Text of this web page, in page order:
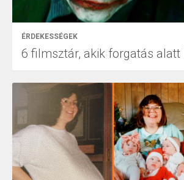
ÉRDEKESSÉGEK
6 filmsztár, akik forgatás alatt